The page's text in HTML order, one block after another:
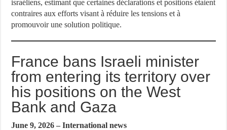
israéliens, estimant que certaines déclarations et positions étaient
contraires aux efforts visant à réduire les tensions et à
promouvoir une solution politique.
France bans Israeli minister
from entering its territory over
his positions on the West
Bank and Gaza
June 9, 2026 – International news